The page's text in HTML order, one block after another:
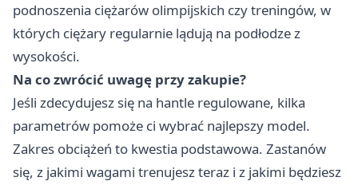
podnoszenia ciężarów olimpijskich czy treningów, w
których ciężary regularnie lądują na podłodze z
wysokości.
Na co zwrócić uwagę przy zakupie?
Jeśli zdecydujesz się na hantle regulowane, kilka
parametrów pomoże ci wybrać najlepszy model.
Zakres obciążeń to kwestia podstawowa. Zastanów
się, z jakimi wagami trenujesz teraz i z jakimi będziesz